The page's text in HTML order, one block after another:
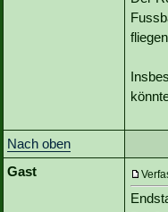
Nach oben
Gast